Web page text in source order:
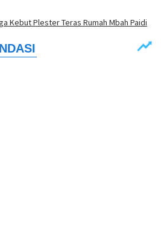
Kebut Plester Teras Rumah Mbah Paidi